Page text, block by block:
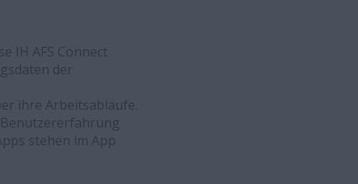
IH AFS Connect
der
ihre Arbeitsabläufe.
stehen im App